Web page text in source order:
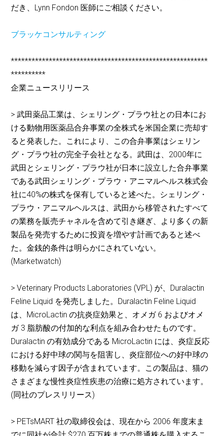
だき、Lynn Fondon 医師にご相談ください。
ブラッケコンサルティング
*********************************************************
**********
企業ニュースリリース
> 武田薬品工業は、シェリング・プラウ社との日本にお
ける動物用医薬品合弁事業の全株式を米国企業に売却す
ると発表した。これにより、この合弁事業はシェリン
グ・プラウ社の完全子会社となる。武田は、2000年に
武田とシェリング・プラウ社が日本に設立した合弁事業
である武田シェリング・プラウ・アニマルヘルス株式会
社に40%の株式を保有していると述べた。シェリング・
プラウ・アニマルヘルスは、武田から移管されたすべて
の業務を販売チャネルを含めて引き継ぎ、より多くの新
製品を発売するために投資を増やす計画であると述べ
た。金銭的条件は明らかにされていない。
(Marketwatch)
> Veterinary Products Laboratories (VPL) が、Duralactin
Feline Liquid を発売しました。Duralactin Feline Liquid
は、MicroLactin の抗炎症効果と、オメガ 6 およびオメ
ガ 3 脂肪酸の付加的な利点を組み合わせたものです。
Duralactin の有効成分である MicroLactin には、炎症反応
における好中球の関与を阻害し、炎症部位への好中球の
移動を減らす因子が含まれています。この製品は、猫の
さまざまな慢性炎症性疾患の治療に処方されています。
(同社のプレスリリース)
> PETsMART 社の取締役会は、現在から 2006 年度末ま